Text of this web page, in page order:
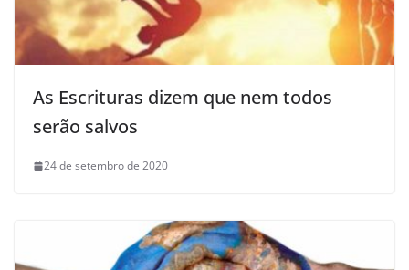
As Escrituras dizem que nem todos
serão salvos
24 de setembro de 2020